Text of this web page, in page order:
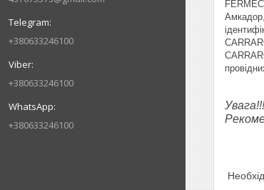
+380633246100
+380633246100
+380633246100